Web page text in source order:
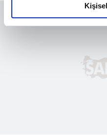
olduğunu ve sizlere en iyi
elimizden gelen çabayı
reklamların maliyetlerimizi
Her halükârda,
takdirde, kullanıcılara